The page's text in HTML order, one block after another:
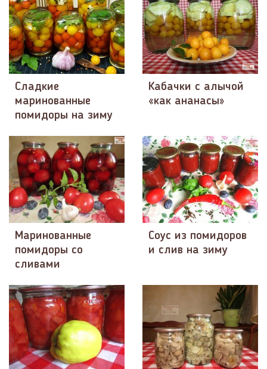
Сладкие
маринованные
помидоры на зиму
Кабачки с алычой
«как ананасы»
Маринованные
помидоры со
сливами
Соус из помидоров
и слив на зиму